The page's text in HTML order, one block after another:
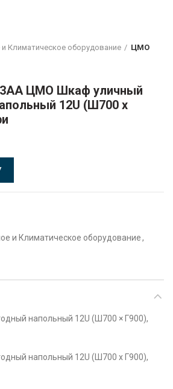
Климатическое оборудование
ЦМО
ЦМО Шкаф уличный
12U (Ш700 x
и Климатическое оборудование,
напольный 12U (Ш700 × Г900),
напольный 12U (Ш700 x Г900),